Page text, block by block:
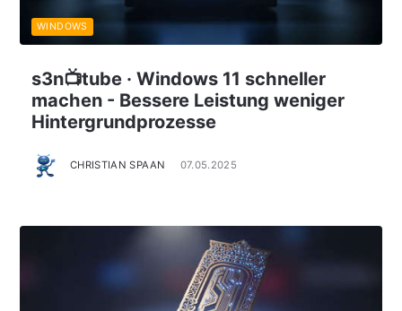
s3n📺tube · Windows 11 schneller
machen - Bessere Leistung weniger
Hintergrundprozesse
CHRISTIAN SPAAN 07.05.2025
WINDOWS